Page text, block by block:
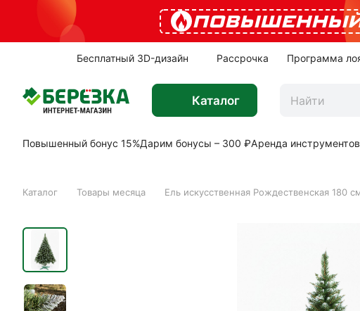
Бесплатный 3D-дизайн Рассрочка Программа
Каталог
Повышенный бонус 15%Дарим бонусы – 300 ₽Аренда инструментов
Каталог Товары месяца Ель искусственная Рождественская 180